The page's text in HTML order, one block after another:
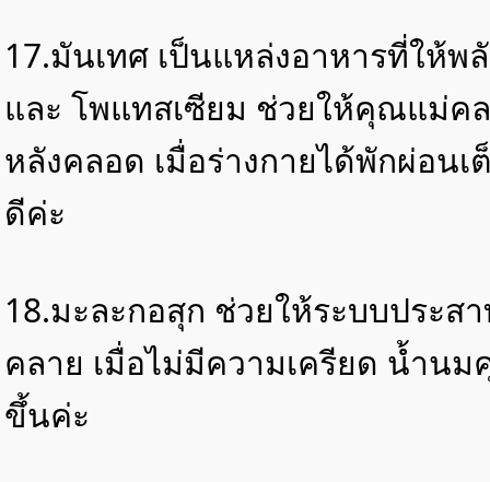
17.มันเทศ เป็นแหล่งอาหารที่ให้พ
และ โพแทสเซียม ช่วยให้คุณแม่ค
หลังคลอด เมื่อร่างกายได้พักผ่อน
ดีค่ะ
18.มะละกอสุก ช่วยให้ระบบประ
คลาย เมื่อไม่มีความเครียด น้ำน
ขึ้นค่ะ